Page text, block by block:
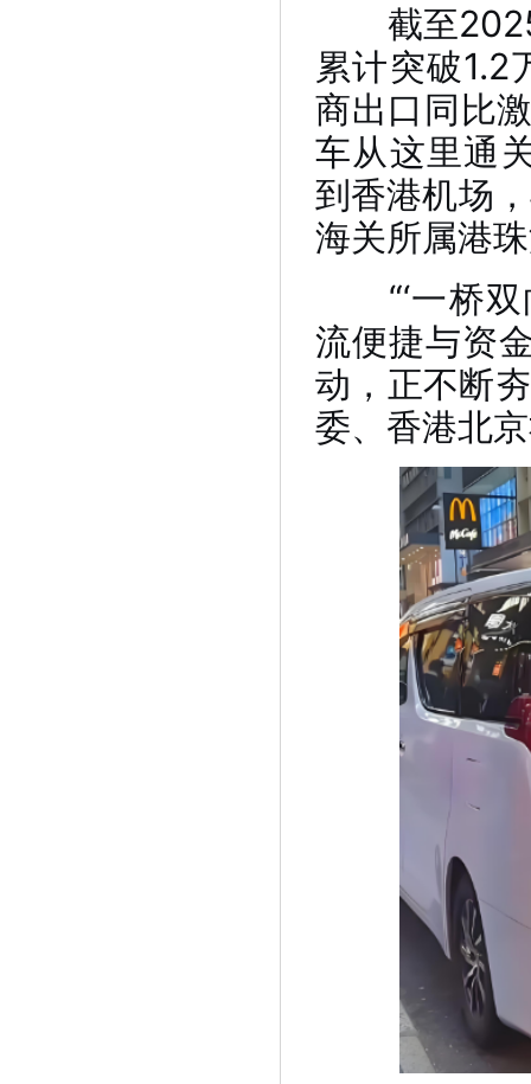
截至2025
累计突破
商出口同比
车从这里通
到香港机场
海关所属港
“‘一桥双
流便捷与资
动，正不断
委、香港北